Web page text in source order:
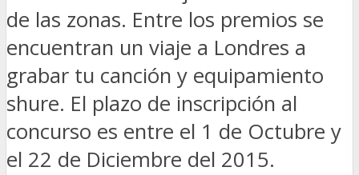
de las zonas. Entre los premios se
encuentran un viaje a Londres a
grabar tu canción y equipamiento
shure. El plazo de inscripción al
concurso es entre el 1 de Octubre y
el 22 de Diciembre del 2015.